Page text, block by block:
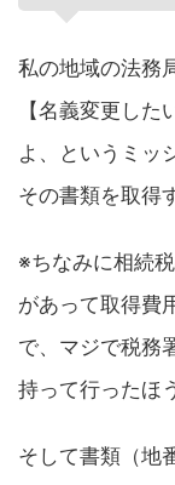
私の地域の法務
【名義変更し
よ、というミッ
その書類を取得
※ちなみに相続
があって取得費
で、マジで税務
持って行ったほ
そして書類（地